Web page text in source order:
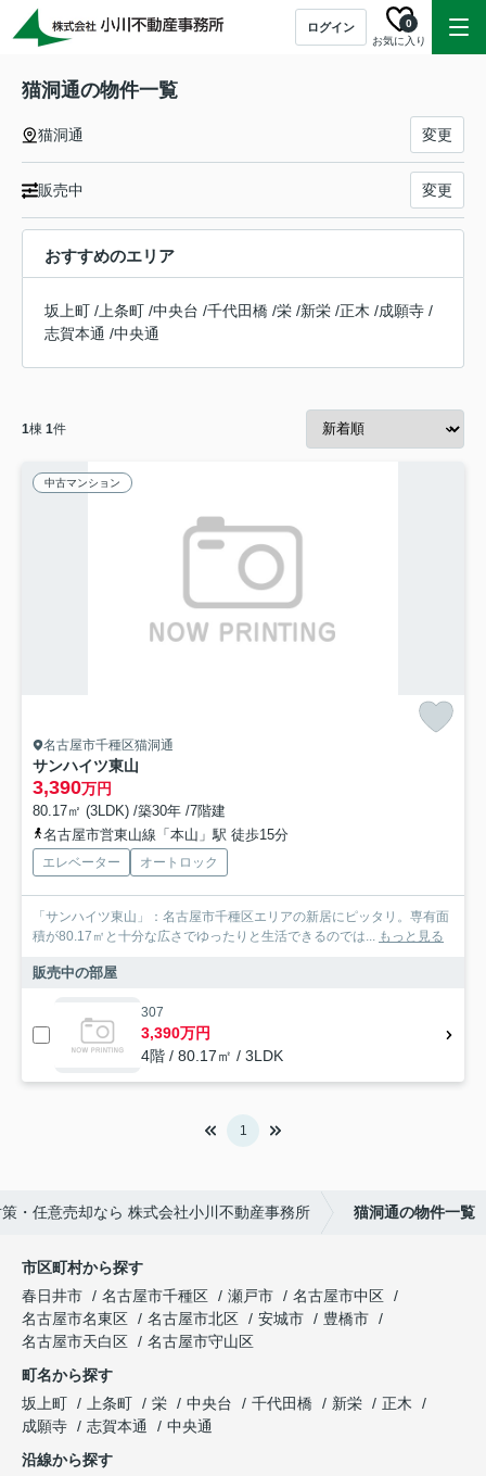
ログイン
お気に入り
0
猫洞通の物件一覧
猫洞通 変更
販売中 変更
おすすめのエリア
坂上町 / 上条町 /中央台 /千代田橋 /栄 /新栄 /正木 /成願寺 /
志賀本通 /中央通
1棟 1件
中古マンション
名古屋市千種区猫洞通
サンハイツ東山
3,390万円
80.17㎡ (3LDK) /築30年 /7階建
名古屋市営東山線「本山」駅 徒歩15分
エレベーター オートロック
「サンハイツ東山」：名古屋市千種区エリアの新居にピッタリ。専有面
積が80.17㎡と十分な広さでゆったりと生活できるのでは... もっと見る
販売中の部屋
307
3,390万円
4階 / 80.17㎡ / 3LDK
1
・任意売却なら 株式会社小川不動産事務所 猫洞通の物件一覧
市区町村から探す
春日井市
名古屋市千種区 瀬戸市
名古屋市中区
名古屋市名東区
名古屋市北区 安城市
豊橋市
名古屋市天白区
名古屋市守山区
町名から探す
坂上町
上条町 栄 中央台 千代田橋 新栄
正木
成願寺
志賀本通
中央通
沿線から探す